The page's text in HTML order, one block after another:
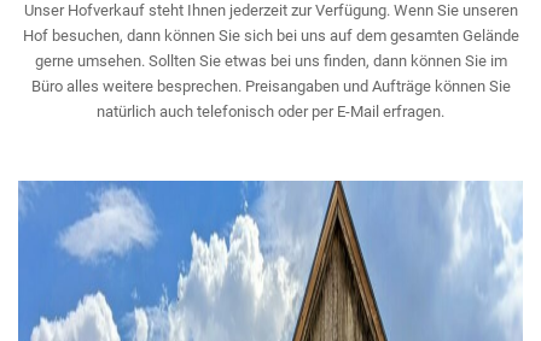
Unser Hofverkauf steht Ihnen jederzeit zur Verfügung. Wenn Sie unseren
Hof besuchen, dann können Sie sich bei uns auf dem gesamten Gelände
gerne umsehen. Sollten Sie etwas bei uns finden, dann können Sie im
Büro alles weitere besprechen. Preisangaben und Aufträge können Sie
natürlich auch telefonisch oder per E-Mail erfragen.